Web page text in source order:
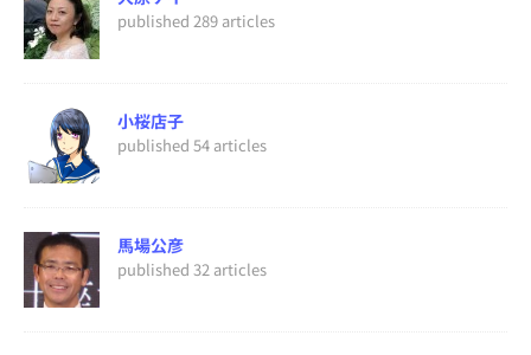
published 289 articles
小桜店子
published 54 articles
馬場公彦
published 32 articles